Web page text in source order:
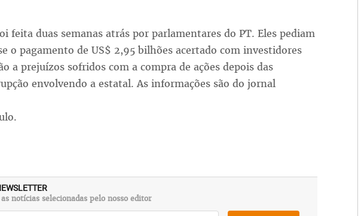
feita duas semanas atrás por parlamentares do PT. Eles pediam
o pagamento de US$ 2,95 bilhões acertado com investidores
a prejuízos sofridos com a compra de ações depois das
envolvendo a estatal. As informações são do jornal
notícias selecionadas pelo nosso editor